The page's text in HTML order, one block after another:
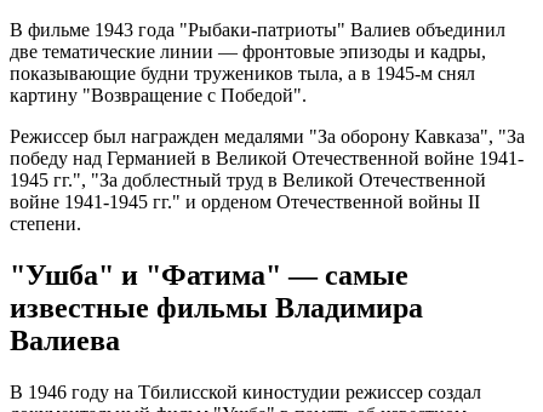
В фильме 1943 года "Рыбаки-патриоты" Валиев объединил
две тематические линии — фронтовые эпизоды и кадры,
показывающие будни тружеников тыла, а в 1945-м снял
картину "Возвращение с Победой".
Режиссер был награжден медалями "За оборону Кавказа", "За
победу над Германией в Великой Отечественной войне 1941-
1945 гг.", "За доблестный труд в Великой Отечественной
войне 1941-1945 гг." и орденом Отечественной войны II
степени.
"Ушба" и "Фатима" — самые
известные фильмы Владимира
Валиева
В 1946 году на Тбилисской киностудии режиссер создал